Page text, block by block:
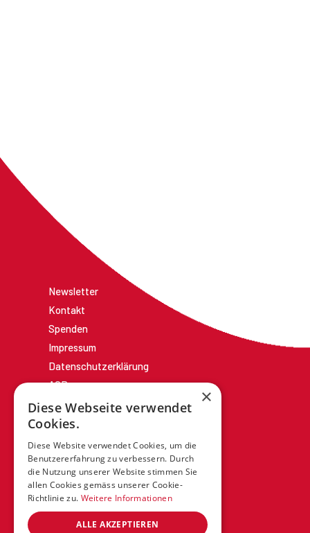
Newsletter
Kontakt
Spenden
Impressum
Datenschutzerklärung
AGBs
×
Diese Webseite verwendet
Cookies.
Diese Website verwendet Cookies, um die
Benutzererfahrung zu verbessern. Durch
die Nutzung unserer Website stimmen Sie
allen Cookies gemäss unserer Cookie-
Richtlinie zu. Weitere Informationen
ALLE AKZEPTIEREN